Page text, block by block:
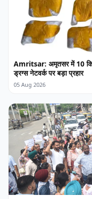
Amritsar: अमृतसर में 10
ड्रग्स नेटवर्क पर बड़ा प्रहार
05 Aug 2026